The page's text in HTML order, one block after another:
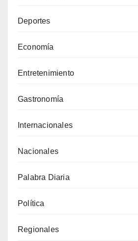
Deportes
Economía
Entretenimiento
Gastronomía
Internacionales
Nacionales
Palabra Diaria
Política
Regionales